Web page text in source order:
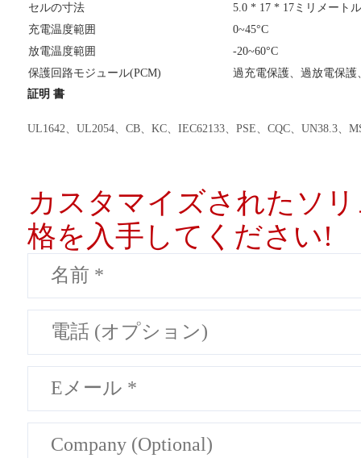
セルの寸法
5.0 * 17 * 17ミリメートル
充電温度範囲
0~45°C
放電温度範囲
-20~60°C
保護回路モジュール(PCM)
過充電保護、過放電保
証明 書
UL1642、UL2054、CB、KC、IEC62133、PSE、CQC、UN38.3、
カスタマイズされたソ
格を入手してください!